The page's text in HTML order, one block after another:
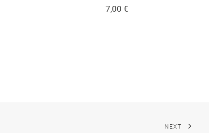
7,00 €
NEXT